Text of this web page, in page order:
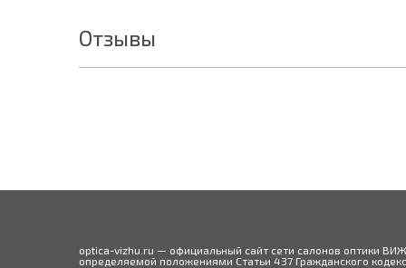
Отзывы
optica-vizhu.ru — официальный сайт сети салонов оптики
определяемой положениями Статьи 437 Гражданского